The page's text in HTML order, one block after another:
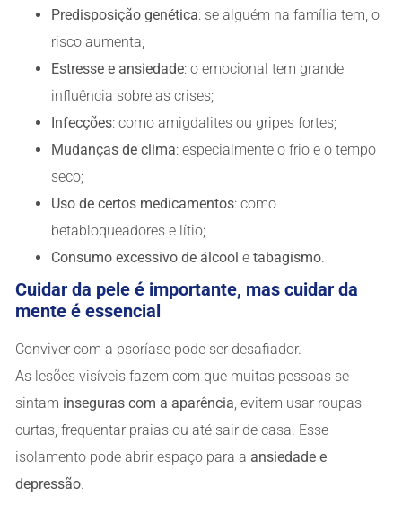
Predisposição genética: se alguém na família tem, o
risco aumenta;
Estresse e ansiedade: o emocional tem grande
influência sobre as crises;
Infecções: como amigdalites ou gripes fortes;
Mudanças de clima: especialmente o frio e o tempo
seco;
Uso de certos medicamentos: como
betabloqueadores e lítio;
Consumo excessivo de álcool e tabagismo.
Cuidar da pele é importante, mas cuidar da
mente é essencial
Conviver com a psoríase pode ser desafiador.
As lesões visíveis fazem com que muitas pessoas se
sintam inseguras com a aparência, evitem usar roupas
curtas, frequentar praias ou até sair de casa. Esse
isolamento pode abrir espaço para a ansiedade e
depressão.